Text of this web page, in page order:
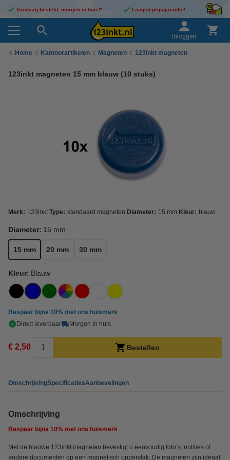
Vandaag besteld, morgen in huis!* Laagsteprijsgarantie!
Inloggen
Home Kantoorartikelen Magneten 123inkt magneten
123inkt magneten 15 mm blauw (10 stuks)
Merk: 123inkt Type: standaard magneten Diameter: 15 mm Kleur: blauw
Diameter: 15 mm
15 mm 20 mm 30 mm
Kleur: Blauw
Bespaar bijna 10% met ons huismerk
Direct leverbaar
Morgen in huis
€ 2,50 Bestellen
OmschrijvingSpecificatiesAanbevelingen
Omschrijving
Bespaar bijna 10% met ons huismerk
Met de blauwe 123inkt magneten bevestigt u eenvoudig foto’s, notities of
andere documenten op een magnetisch oppervlak. De magneten zijn ideaal